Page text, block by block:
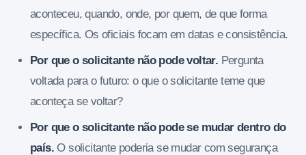
aconteceu, quando, onde, por quem, de que forma
específica. Os oficiais focam em datas e consistência.
Por que o solicitante não pode voltar. Pergunta
voltada para o futuro: o que o solicitante teme que
aconteça se voltar?
Por que o solicitante não pode se mudar dentro do
país. O solicitante poderia se mudar com segurança